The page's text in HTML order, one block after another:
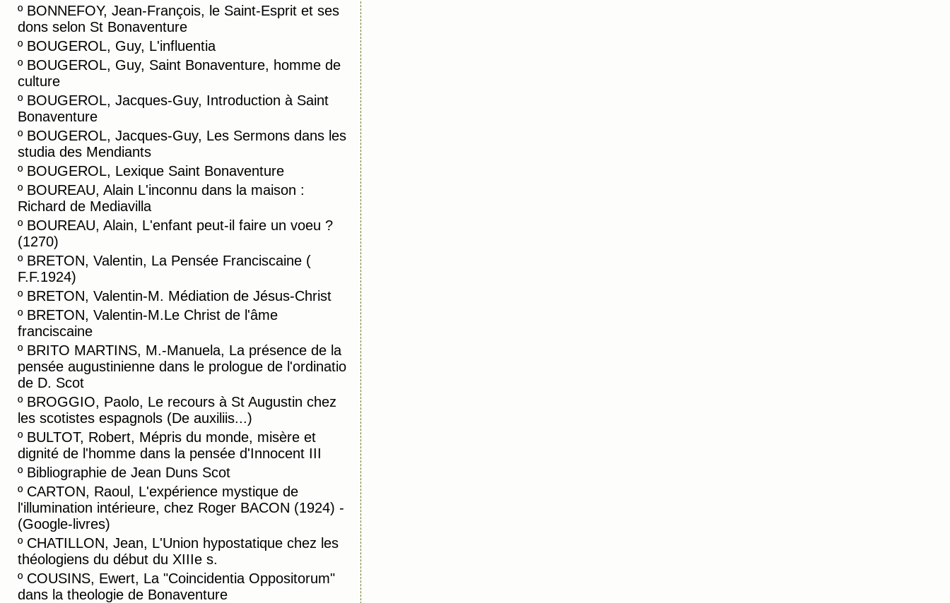
º BONNEFOY, Jean-François, le Saint-Esprit et ses
dons selon St Bonaventure
º BOUGEROL, Guy, L'influentia
º BOUGEROL, Guy, Saint Bonaventure, homme de
culture
º BOUGEROL, Jacques-Guy, Introduction à Saint
Bonaventure
º BOUGEROL, Jacques-Guy, Les Sermons dans les
studia des Mendiants
º BOUGEROL, Lexique Saint Bonaventure
º BOUREAU, Alain L'inconnu dans la maison :
Richard de Mediavilla
º BOUREAU, Alain, L'enfant peut-il faire un voeu ?
(1270)
º BRETON, Valentin, La Pensée Franciscaine (
F.F.1924)
º BRETON, Valentin-M. Médiation de Jésus-Christ
º BRETON, Valentin-M.Le Christ de l'âme
franciscaine
º BRITO MARTINS, M.-Manuela, La présence de la
pensée augustinienne dans le prologue de l'ordinatio
de D. Scot
º BROGGIO, Paolo, Le recours à St Augustin chez
les scotistes espagnols (De auxiliis...)
º BULTOT, Robert, Mépris du monde, misère et
dignité de l'homme dans la pensée d'Innocent III
º Bibliographie de Jean Duns Scot
º CARTON, Raoul, L'expérience mystique de
l'illumination intérieure, chez Roger BACON (1924) -
(Google-livres)
º CHATILLON, Jean, L'Union hypostatique chez les
théologiens du début du XIIIe s.
º COUSINS, Ewert, La "Coincidentia Oppositorum"
dans la theologie de Bonaventure